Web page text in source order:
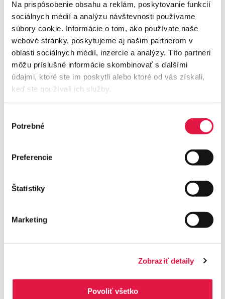
Na prispôsobenie obsahu a reklám, poskytovanie funkcií
sociálnych médií a analýzu návštevnosti používame
súbory cookie. Informácie o tom, ako používate naše
webové stránky, poskytujeme aj našim partnerom v
oblasti sociálnych médií, inzercie a analýzy. Títo partneri
môžu príslušné informácie skombinovať s ďalšími
údajmi, ktoré ste im poskytli alebo ktoré od vás získali,
keď ste používali ich služby.
súhlasu
Potrebné
Preferencie
Štatistiky
Marketing
Zobraziť detaily
Povoliť všetko
04.03.2026| 3 min
tech
QR platby – povinné alebo nie?
Odpovedáme na najčastejšie
otázky o QR platbách